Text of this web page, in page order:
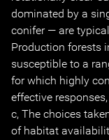
dominated by a
conifer — are
Production forests
susceptible to a
for which highly
effective
c, The choices
of habitat